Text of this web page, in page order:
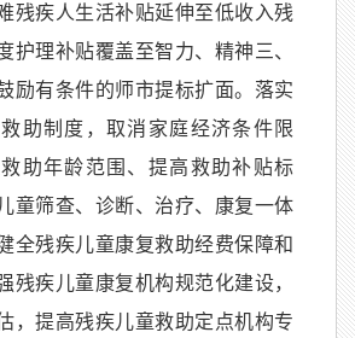
残疾人生活补贴延伸至低收入残
护理补贴覆盖至智力、精神三、
励有条件的师市提标扩面。落实
助制度，取消家庭经济条件限
助年龄范围、提高救助补贴标
童筛查、诊断、治疗、康复一体
全残疾儿童康复救助经费保障和
残疾儿童康复机构规范化建设，
，提高残疾儿童救助定点机构专